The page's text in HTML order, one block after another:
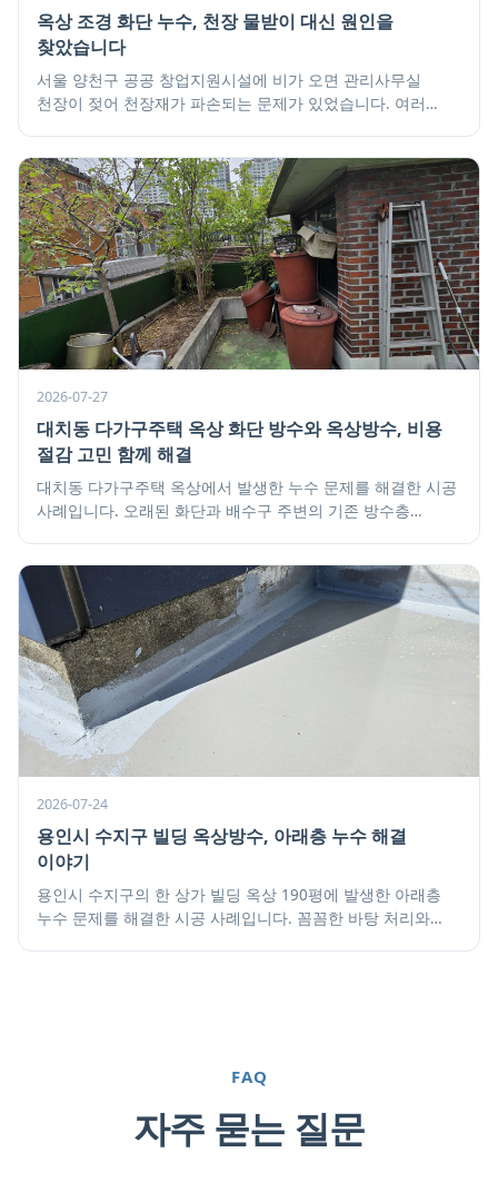
옥상 조경 화단 누수, 천장 물받이 대신 원인을
찾았습니다
서울 양천구 공공 창업지원시설에 비가 오면 관리사무실
천장이 젖어 천장재가 파손되는 문제가 있었습니다. 여러
하지만 현장 점검 결과, 옥상 조경 화단의 에어컨 배관
관통부에서 누수의 원인을 찾아 해결할 수 있었습니다.
2026-07-27
대치동 다가구주택 옥상 화단 방수와 옥상방수, 비용
절감 고민 함께 해결
대치동 다가구주택 옥상에서 발생한 누수 문제를 해결한 시공
사례입니다. 오래된 화단과 배수구 주변의 기존 방수층
정밀하게 연삭하는 방식으로 옥상방수 시공을 진행했습니다.
2026-07-24
용인시 수지구 빌딩 옥상방수, 아래층 누수 해결
이야기
용인시 수지구의 한 상가 빌딩 옥상 190평에 발생한 아래층
누수 문제를 해결한 시공 사례입니다. 꼼꼼한 바탕 처리와
FAQ
자주 묻는 질문